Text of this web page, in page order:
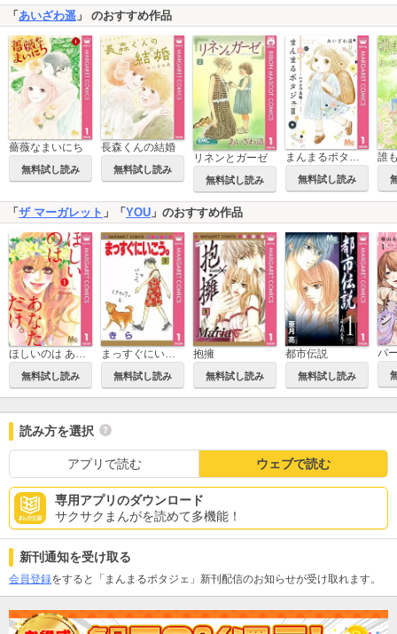
「 あいざわ遥 」 のおすすめ作品
薔薇なまいにち
無料試し読み
長森くんの結婚
無料試し読み
リネンとガーゼ
無料試し読み 無料試し読み
誰
「ザ マーガレット 」「YOU 」のおすすめ作品
ほしいのは あなただけ。
無料試し読み
まっすぐにいこう。
無料試し読み
抱擁
無料試し読み
都市伝説
無料試し読み
読み方を選択
アプリで読む ウェブで読む
専用アプリのダウンロード
サクサクまんがを読めて多機能！
新刊通知を受け取る
会員登録をすると「まんまるポタジェ」新刊配信のお知らせが受け取れます。